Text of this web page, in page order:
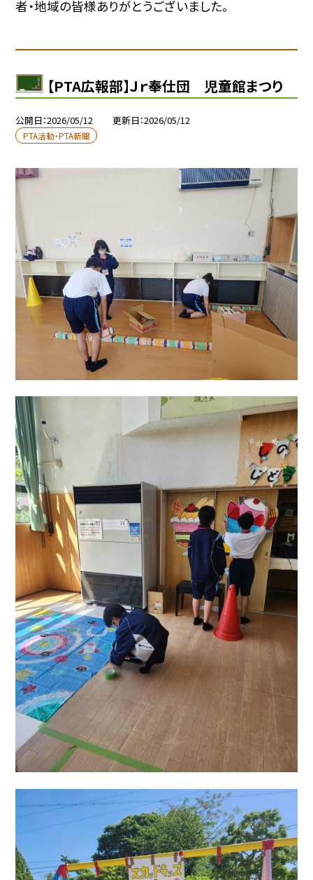
者・地域の皆様ありがとうございました。
【PTA広報部】Ｊｒ奉仕団 児童館まつり
公開日 2026/05/12 更新日 2026/05/12
PTA活動・PTA新聞